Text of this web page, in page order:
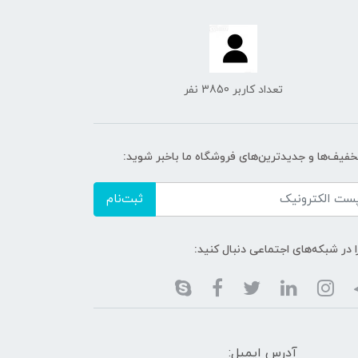
تعداد کاربر 3850 نفر
و جدیدترین‌های فروشگاه ما باخبر شوید:
ثبت‌نام
در شبکه‌های اجتماعی دنبال کنید:
آدرس ایمیل: